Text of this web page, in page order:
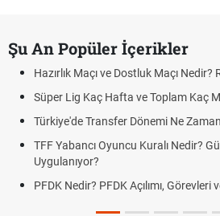
Şu An Popüler İçerikler
Hazırlık Maçı ve Dostluk Maçı
Süper Lig Kaç Hafta ve Toplam Kaç
Türkiye'de Transfer Dönemi Ne
TFF Yabancı Oyuncu Kuralı Nedir?
Uygulanıyor?
PFDK Nedir? PFDK Açılımı, Görevleri